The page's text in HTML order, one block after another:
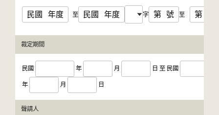
民國 年度 至 民國 年度 字 第 號 至 第
裁定期間
民國 年 月 日 至 民國
年 月 日
聲請人